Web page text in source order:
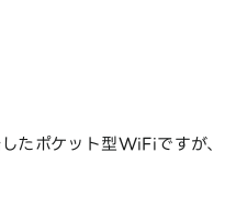
たポケット型WiFiですが、